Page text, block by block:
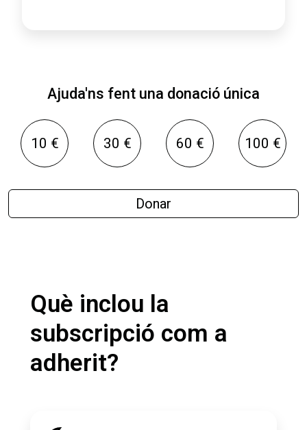
Ajuda'ns fent una donació única
10 € 30 € 60 € 100 €
Donar
Què inclou la
subscripció com a
adherit?